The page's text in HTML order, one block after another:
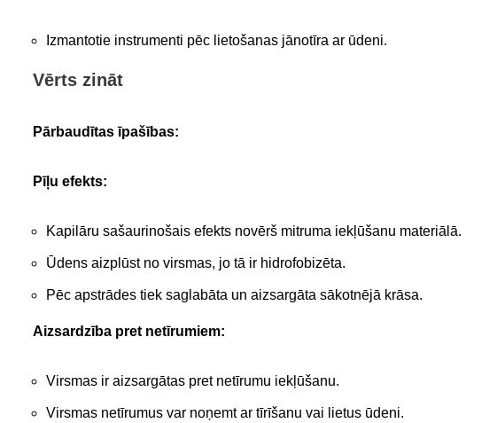
Izmantotie instrumenti pēc lietošanas jānotīra ar ūdeni.
Vērts zināt
Pārbaudītas īpašības:
Pīļu efekts:
Kapilāru sašaurinošais efekts novērš mitruma iekļūšanu materiālā.
Ūdens aizplūst no virsmas, jo tā ir hidrofobizēta.
Pēc apstrādes tiek saglabāta un aizsargāta sākotnējā krāsa.
Aizsardzība pret netīrumiem:
Virsmas ir aizsargātas pret netīrumu iekļūšanu.
Virsmas netīrumus var noņemt ar tīrīšanu vai lietus ūdeni.